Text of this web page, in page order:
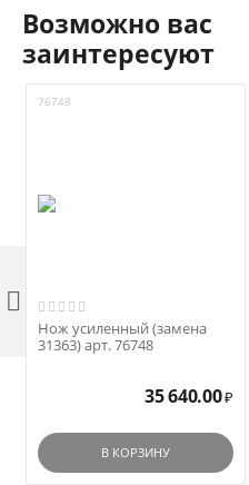
Возможно вас
заинтересуют
76748
Нож усиленный (замена
31363) арт. 76748
35 640.00 ₽
В КОРЗИНУ
